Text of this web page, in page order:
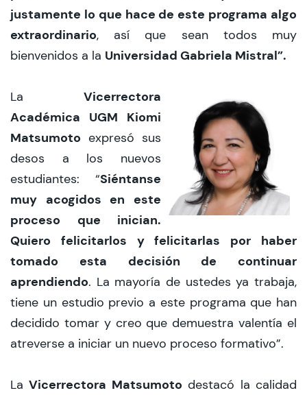
justamente lo que hace de este programa algo
extraordinario, así que sean todos muy
bienvenidos a la Universidad Gabriela Mistral”.
La Vicerrectora
Académica UGM Kiomi
Matsumoto expresó sus
desos a los nuevos
estudiantes: “Siéntanse
muy acogidos en este
proceso que inician.
Quiero felicitarlos y felicitarlas por haber
tomado esta decisión de continuar
aprendiendo. La mayoría de ustedes ya trabaja,
tiene un estudio previo a este programa que han
decidido tomar y creo que demuestra valentía el
atreverse a iniciar un nuevo proceso formativo”.
LaVicerrectora Matsumoto destacó la calidad